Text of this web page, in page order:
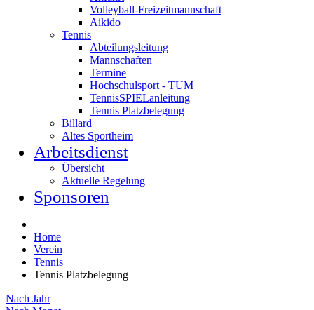
Volleyball-Freizeitmannschaft
Aikido
Tennis
Abteilungsleitung
Mannschaften
Termine
Hochschulsport - TUM
TennisSPIELanleitung
Tennis Platzbelegung
Billard
Altes Sportheim
Arbeitsdienst
Übersicht
Aktuelle Regelung
Sponsoren
Home
Verein
Tennis
Tennis Platzbelegung
Nach Jahr